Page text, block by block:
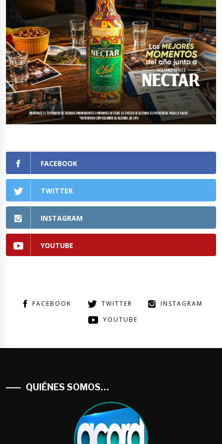
FACEBOOK
TWITTER
INSTAGRAM
YOUTUBE
FACEBOOK TWITTER
INSTAGRAM
YOUTUBE
QUIÉNES SOMOS…